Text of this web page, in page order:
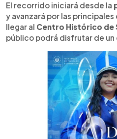
El recorrido iniciará desde la
y avanzará por las
llegar al Centro Histórico de
público podrá disfrutar de